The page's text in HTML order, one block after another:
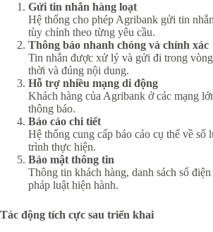
Gửi tin nhắn hàng loạt
Hệ thống cho phép Agribank gửi tin
tùy chỉnh theo từng yêu cầu.
Thông báo nhanh chóng và chính xác
Tin nhắn được xử lý và gửi đi trong
thời và đúng nội dung.
Hỗ trợ nhiều mạng di động
Khách hàng của Agribank ở các mạng
thông báo.
Báo cáo chi tiết
Hệ thống cung cấp báo cáo cụ thể về
trình thực hiện.
Bảo mật thông tin
Thông tin khách hàng, danh sách số
pháp luật hiện hành.
Tác động tích cực sau triển khai